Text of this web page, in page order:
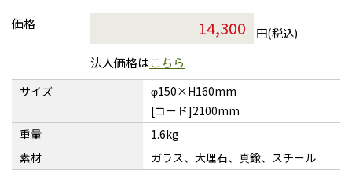
価格
円(税込)
法人価格はこちら
サイズ
φ150×H160mm
[コード]2100mm
重量
1.6kg
素材
ガラス、大理石、真鍮、スチール